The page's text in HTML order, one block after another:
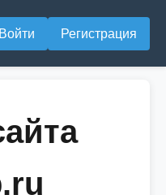
Войти Регистрация